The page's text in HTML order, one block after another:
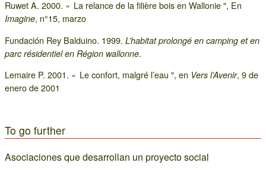
Ruwet A. 2000. « La relance de la filière bois en Wallonie ", En
Imagine, n°15, marzo
Fundación Rey Balduino. 1999. L’habitat prolongé en camping et en
parc résidentiel en Région wallonne.
Lemaire P. 2001. « Le confort, malgré l’eau ", en Vers l’Avenir, 9 de
enero de 2001
To go further
Asociaciones que desarrollan un proyecto social